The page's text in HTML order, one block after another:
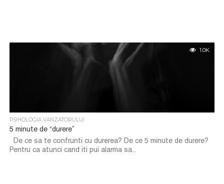
1.0K
PSIHOLOGIA VANZATORULUI
5 minute de “durere”
De ce sa te confrunti cu durerea? De ce 5 minute de durere?
Pentru ca atunci cand iti pui alarma sa...